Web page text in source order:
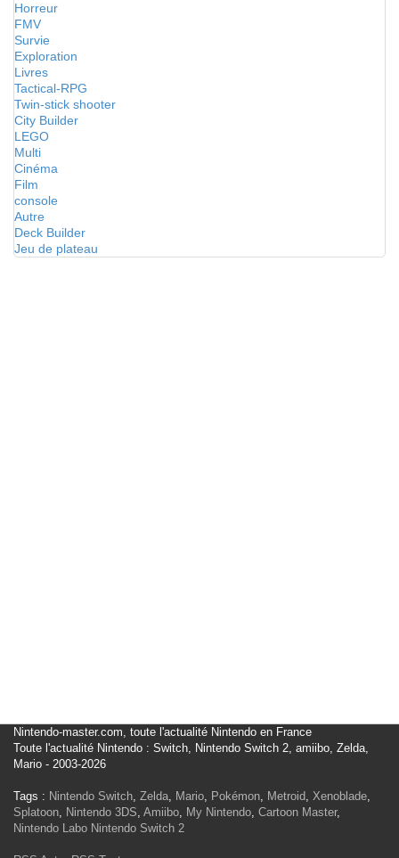
Horreur
FMV
Survie
Exploration
Livres
Tactical-RPG
Twin-stick shooter
City Builder
LEGO
Multi
Cinéma
Film
console
Autre
Deck Builder
Jeu de plateau
Nintendo-master.com, toute l'actualité Nintendo en France
Toute l'actualité Nintendo : Switch, Nintendo Switch 2, amiibo, Zelda,
Mario - 2003-2026
Tags : Nintendo Switch, Zelda, Mario, Pokémon, Metroid, Xenoblade,
Splatoon, Nintendo 3DS, Amiibo, My Nintendo, Cartoon Master,
Nintendo Labo Nintendo Switch 2